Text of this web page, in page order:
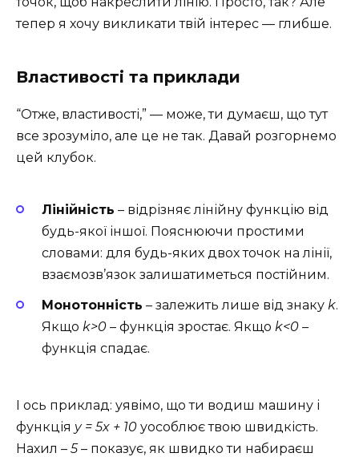
тепер я хочу викликати твій інтерес — глибше.
Властивості та приклади
“Отже, властивості,” — може, ти думаєш, що тут
все зрозуміло, але це не так. Давай розгорнемо
цей клубок.
Лінійність – відрізняє лінійну функцію від
будь-якої іншої. Пояснюючи простими
словами: для будь-яких двох точок на лінії,
взаємозв’язок залишатиметься постійним.
Монотонність – залежить лише від знаку k.
Якщо k>0 – функція зростає. Якщо k<0 –
функція спадає.
І ось приклад: уявімо, що ти водиш машину і
функція y = 5x + 10 уособлює твою швидкість.
Нахил – 5– показує, як швидко ти набираєш